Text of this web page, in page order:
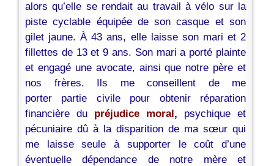
alors qu’elle se rendait au travail à vélo sur la
piste cyclable équipée de son casque et son
gilet jaune. À 43 ans, elle laisse son mari et 2
fillettes de 13 et 9 ans. Son mari a porté plainte
et engagé une avocate, ainsi que notre père et
nos frères. Ils me conseillent de me
porter partie civile pour obtenir réparation
financière du
préjudice moral, psychique et
pécuniaire dû à la disparition de ma sœur qui
me laisse seule à supporter le coût d’une
éventuelle dépendance de notre mère et